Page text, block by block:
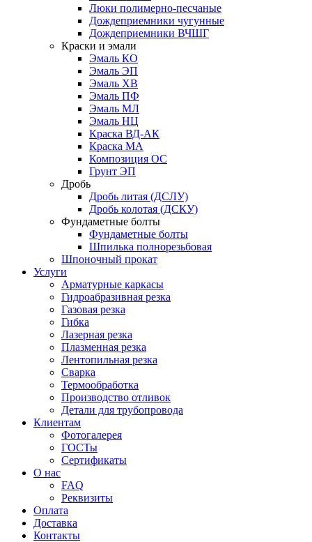
Люки полимерно-песчаные
Дождеприемники чугунные
Дождеприемники ВЧШГ
Краски и эмали
Эмаль КО
Эмаль ЭП
Эмаль ХВ
Эмаль ПФ
Эмаль МЛ
Эмаль НЦ
Краска ВД-АК
Краска МА
Композиция ОС
Грунт ЭП
Дробь
Дробь литая (ДСЛУ)
Дробь колотая (ДСКУ)
Фундаметные болты
Фундаметные болты
Шпилька полнорезьбовая
Шпоночный прокат
Услуги
Арматурные каркасы
Гидроабразивная резка
Газовая резка
Гибка
Лазерная резка
Плазменная резка
Лентопильная резка
Сварка
Термообработка
Производство отливок
Детали для трубопровода
Клиентам
Фотогалерея
ГОСТы
Сертификаты
О нас
FAQ
Реквизиты
Оплата
Доставка
Контакты